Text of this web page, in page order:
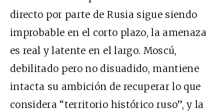
directo por parte de Rusia sigue siendo
improbable en el corto plazo, la amenaza
es real y latente en el largo. Moscú,
debilitado pero no disuadido, mantiene
intacta su ambición de recuperar lo que
considera “territorio histórico ruso”, y la